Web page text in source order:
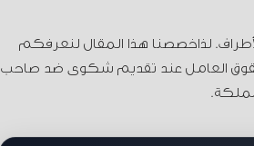
لذاخصصنا هذا المقال لنعرفكم
العامل عند تقديم شكوى ضد صاحب